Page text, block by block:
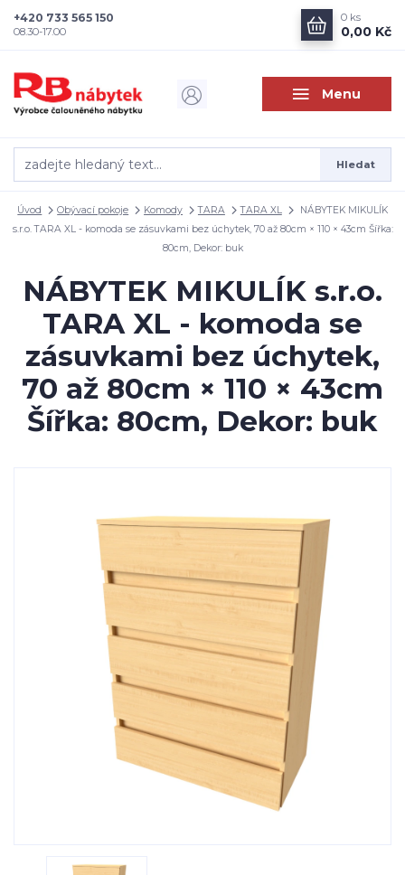
Menu
Hledat
+420 733 565 150
08.30-17.00
0 ks
0,00 Kč
Úvod Obývací pokoje Komody TARA TARA XL
NÁBYTEK MIKULÍK
s.r.o. TARA XL - komoda se zásuvkami bez úchytek, 70 až 80cm × 110 × 43cm Šířka:
80cm, Dekor: buk
NÁBYTEK MIKULÍK s.r.o.
TARA XL - komoda se
zásuvkami bez úchytek,
70 až 80cm × 110 × 43cm
Šířka: 80cm, Dekor: buk